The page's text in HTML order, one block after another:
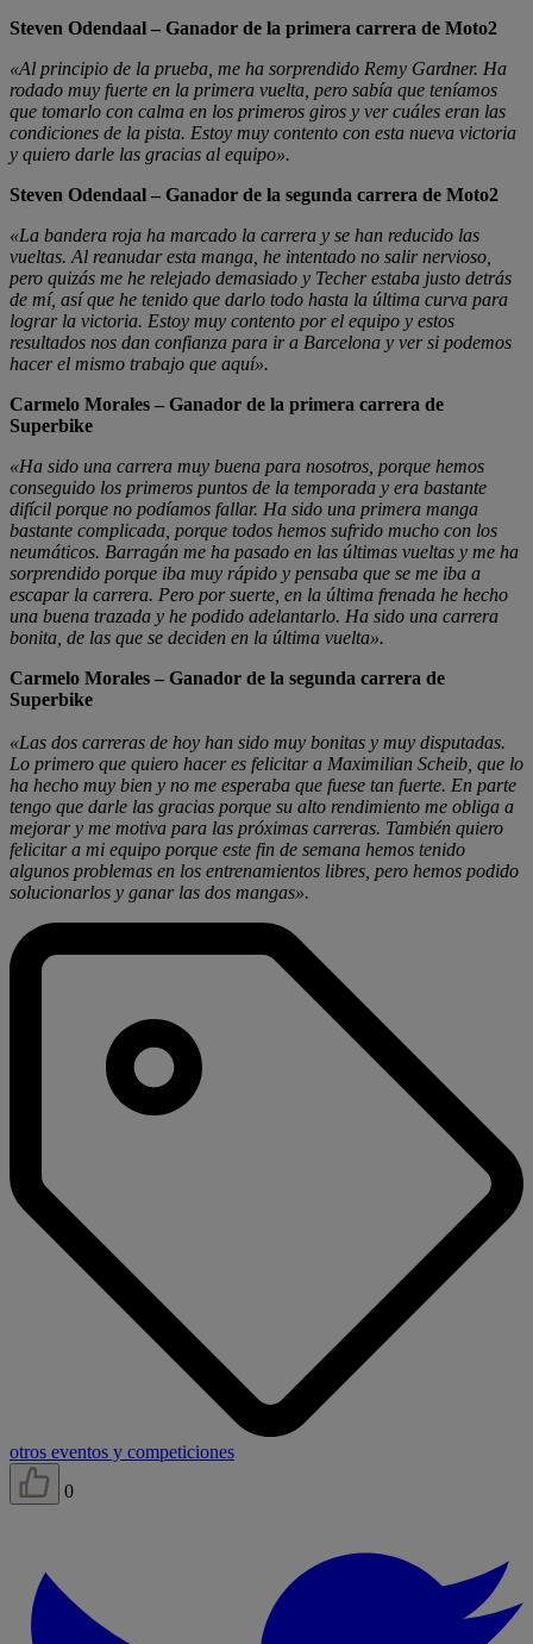
Steven Odendaal – Ganador de la primera carrera de Moto2
«Al principio de la prueba, me ha sorprendido Remy Gardner. Ha
rodado muy fuerte en la primera vuelta, pero sabía que teníamos
que tomarlo con calma en los primeros giros y ver cuáles eran las
condiciones de la pista. Estoy muy contento con esta nueva victoria
y quiero darle las gracias al equipo».
Steven Odendaal – Ganador de la segunda carrera de Moto2
«La bandera roja ha marcado la carrera y se han reducido las
vueltas. Al reanudar esta manga, he intentado no salir nervioso,
pero quizás me he relejado demasiado y Techer estaba justo detrás
de mí, así que he tenido que darlo todo hasta la última curva para
lograr la victoria. Estoy muy contento por el equipo y estos
resultados nos dan confianza para ir a Barcelona y ver si podemos
hacer el mismo trabajo que aquí».
Carmelo Morales – Ganador de la primera carrera de
Superbike
«Ha sido una carrera muy buena para nosotros, porque hemos
conseguido los primeros puntos de la temporada y era bastante
difícil porque no podíamos fallar. Ha sido una primera manga
bastante complicada, porque todos hemos sufrido mucho con los
neumáticos. Barragán me ha pasado en las últimas vueltas y me ha
sorprendido porque iba muy rápido y pensaba que se me iba a
escapar la carrera. Pero por suerte, en la última frenada he hecho
una buena trazada y he podido adelantarlo. Ha sido una carrera
bonita, de las que se deciden en la última vuelta».
Carmelo Morales – Ganador de la segunda carrera de
Superbike
«Las dos carreras de hoy han sido muy bonitas y muy disputadas.
Lo primero que quiero hacer es felicitar a Maximilian Scheib, que lo
ha hecho muy bien y no me esperaba que fuese tan fuerte. En parte
tengo que darle las gracias porque su alto rendimiento me obliga a
mejorar y me motiva para las próximas carreras. También quiero
felicitar a mi equipo porque este fin de semana hemos tenido
algunos problemas en los entrenamientos libres, pero hemos podido
solucionarlos y ganar las dos mangas».
otros eventos y competiciones
0